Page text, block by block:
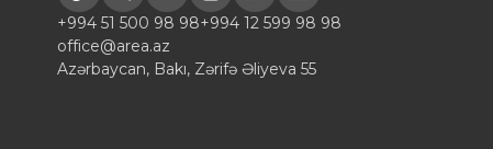
+994 51 500 98 98+994 12 599 98 98
office@area.az
Azərbaycan, Bakı, Zərifə Əliyeva 55